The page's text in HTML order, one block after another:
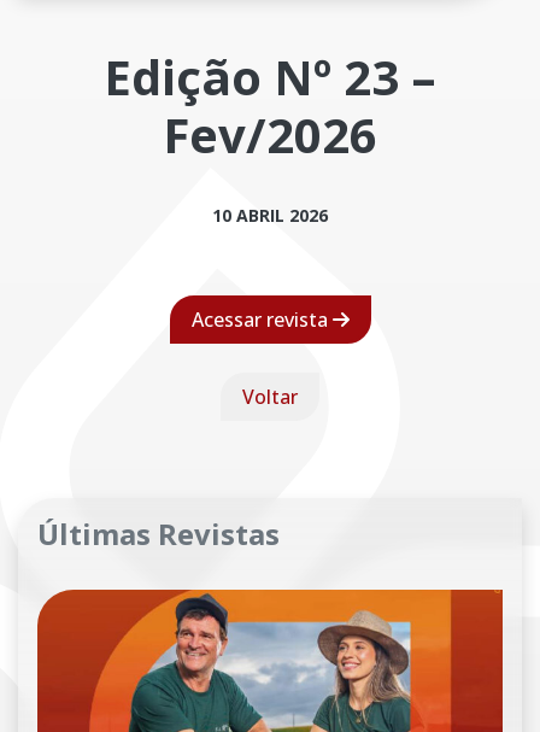
Edição Nº 23 –
Fev/2026
10 ABRIL 2026
Acessar revista
Voltar
Últimas Revistas